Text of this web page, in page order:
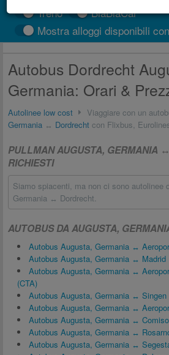
Treno
BlaBlaCar
Mostra alloggi disponibili
Autobus Dordrecht
Germania: Orari &
Autolinee low cost Viaggiare con un
Germania ↔ Dordrecht con Flixbus,
PULLMAN AUGUSTA, GERMANIA
RICHIESTI
Siamo spiacenti, ma non ci sono autolinee
Germania ↔ Dordrecht.
AUTOBUS DA AUGUSTA,
Autobus Augusta, Germania ↔
Autobus Augusta, Germania ↔ Madrid
Autobus Augusta, Germania ↔
(CTA)
Autobus Augusta, Germania ↔ Singen
Autobus Augusta, Germania ↔
Autobus Augusta, Germania ↔ Comiso
Autobus Augusta, Germania ↔
Autobus Augusta, Germania ↔